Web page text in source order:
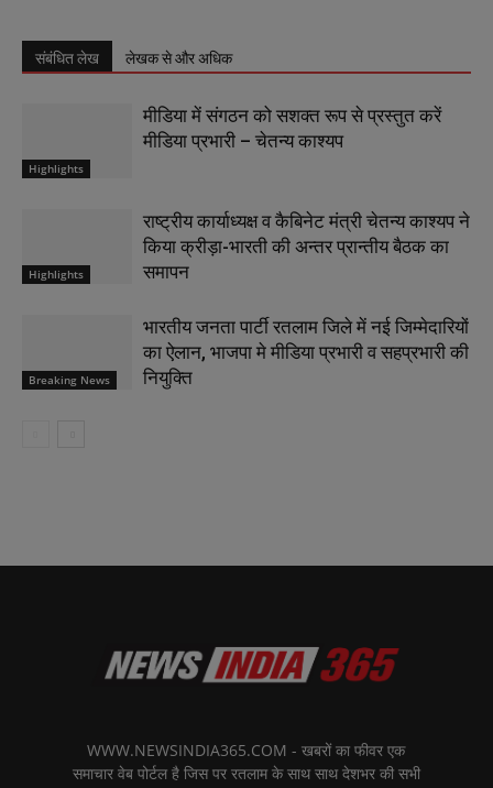
संबंधित लेख लेखक से और अधिक
Highlights
मीडिया में संगठन को सशक्त रूप से प्रस्तुत करें
मीडिया प्रभारी – चेतन्य काश्यप
Highlights
राष्ट्रीय कार्याध्यक्ष व कैबिनेट मंत्री चेतन्य काश्यप ने
किया क्रीड़ा-भारती की अन्तर प्रान्तीय बैठक का
समापन
Breaking News
भारतीय जनता पार्टी रतलाम जिले में नई जिम्मेदारियों
का ऐलान, भाजपा मे मीडिया प्रभारी व सहप्रभारी की
नियुक्ति
WWW.NEWSINDIA365.COM - खबरों का फीवर एक
समाचार वेब पोर्टल है जिस पर रतलाम के साथ साथ देशभर की सभी